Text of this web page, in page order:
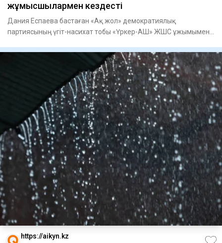
жұмысшылармен кездесті
Дания Еспаева бастаған «Ақ жол» демократиялық
партиясының үгіт-насихат тобы «Үркер-АШ» ЖШС ұжымымен
https://aikyn.kz